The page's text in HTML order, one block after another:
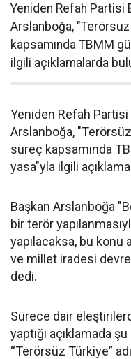
Yeniden Refah Partisi
Arslanboğa,
kapsamında TBMM
ilgili açıklamalarda
Yeniden Refah Partisi
Arslanboğa,
süreç kapsamında
yasa"yla ilgili
Başkan Arslanboğa
bir terör
yapılacaksa, bu konu
ve millet iradesi devre
dedi.
Sürece dair
yaptığı açıklamada
“Terörsüz Türkiye”